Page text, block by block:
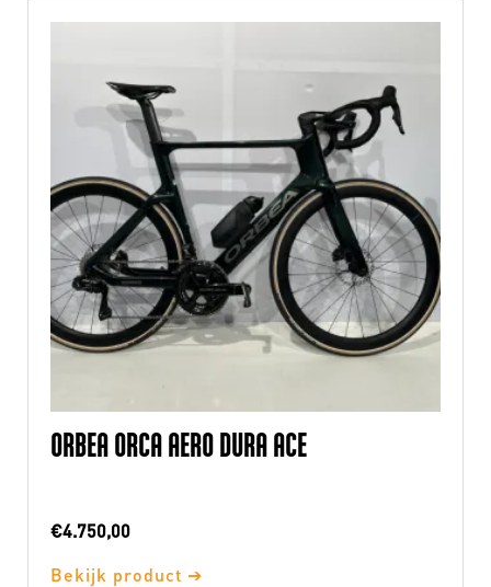
ORBEA ORCA AERO DURA ACE
€4.750,00
Bekijk product ➔